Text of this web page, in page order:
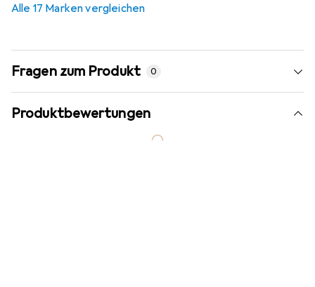
Alle 17 Marken vergleichen
Fragen zum Produkt 0
Produktbewertungen